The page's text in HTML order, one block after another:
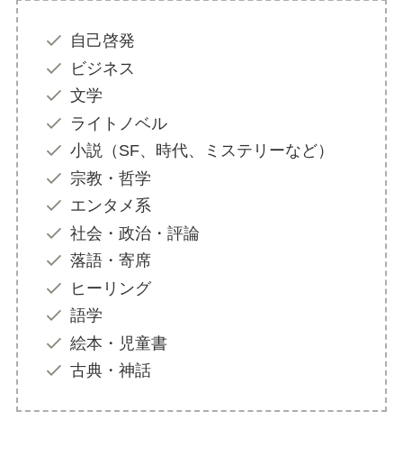
自己啓発
ビジネス
文学
ライトノベル
小説（SF、時代、ミステリーなど）
宗教・哲学
エンタメ系
社会・政治・評論
落語・寄席
ヒーリング
語学
絵本・児童書
古典・神話